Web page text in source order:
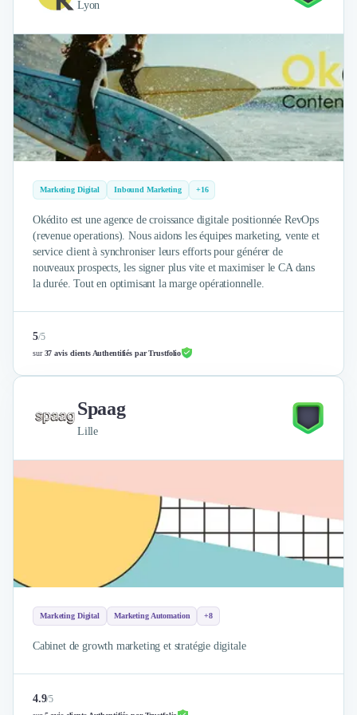
Bureaux d'Entreprise
Déménagement
Impression
Logistique
Traduction
Traiteur & Restauration
Conception & Aménagement de Bureaux
Office Management
Accélérateurs et incubateurs
Réhabilitation et maintenance
Gestion Immobilière
Clubs & Réseaux Professionnels
Espaces de Coworking
Lyon
Marketing Digital Inbound Marketing +16
Okédito est une agence de croissance digitale positionnée RevOps
(revenue operations). Nous aidons les équipes marketing, vente et
service client à synchroniser leurs efforts pour générer de
nouveaux prospects, les signer plus vite et maximiser le CA dans
la durée. Tout en optimisant la marge opérationnelle.
5/5
sur37 avis clients Authentifiés par Trustfolio
Spaag
Lille
Marketing Digital Marketing Automation +8
Cabinet de growth marketing et stratégie digitale
4.9/5